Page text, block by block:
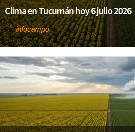
Clima en Tucumán hoy 6 julio 2026
Porinfocampo